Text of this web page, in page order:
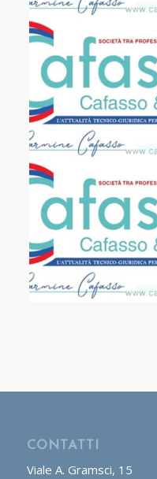
CONTATTI
Viale A. Gramsci, 15